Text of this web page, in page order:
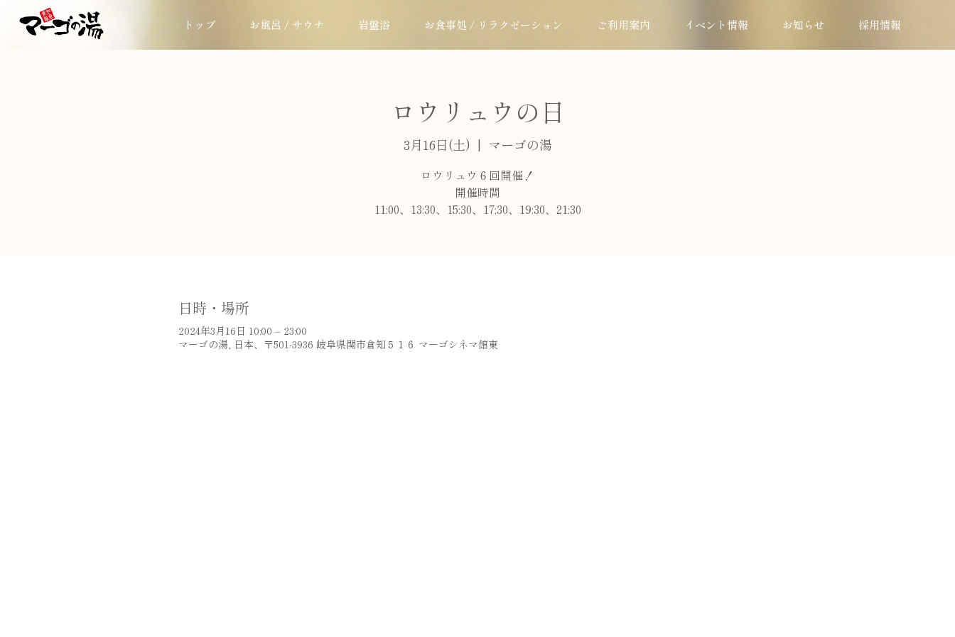
トップ お風呂 / サウナ 岩盤浴 お食事処 / リラクゼーション ご利用案内 イベント情報 お知らせ 採用情報
ロウリュウの日
3月16日(土)
  |
マーゴの湯
ロウリュウ６回開催！
開催時間
11:00、13:30、15:30、17:30、19:30、21:30
日時・場所
2024年3月16日 10:00 – 23:00
マーゴの湯, 日本、〒501-3936 岐阜県関市倉知５１６ マーゴシネマ館東